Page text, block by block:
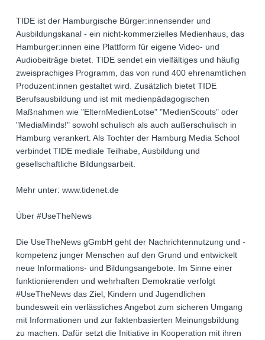
TIDE ist der Hamburgische Bürger:innensender und
Ausbildungskanal - ein nicht-kommerzielles Medienhaus, das
Hamburger:innen eine Plattform für eigene Video- und
Audiobeiträge bietet. TIDE sendet ein vielfältiges und häufig
zweisprachiges Programm, das von rund 400 ehrenamtlichen
Produzent:innen gestaltet wird. Zusätzlich bietet TIDE
Berufsausbildung und ist mit medienpädagogischen
Maßnahmen wie "ElternMedienLotse" "MedienScouts" oder
"MediaMinds!" sowohl schulisch als auch außerschulisch in
Hamburg verankert. Als Tochter der Hamburg Media School
verbindet TIDE mediale Teilhabe, Ausbildung und
gesellschaftliche Bildungsarbeit.
Mehr unter: www.tidenet.de
Über #UseTheNews
Die UseTheNews gGmbH geht der Nachrichtennutzung und -
kompetenz junger Menschen auf den Grund und entwickelt
neue Informations- und Bildungsangebote. Im Sinne einer
funktionierenden und wehrhaften Demokratie verfolgt
#UseTheNews das Ziel, Kindern und Jugendlichen
bundesweit ein verlässliches Angebot zum sicheren Umgang
mit Informationen und zur faktenbasierten Meinungsbildung
zu machen. Dafür setzt die Initiative in Kooperation mit ihren